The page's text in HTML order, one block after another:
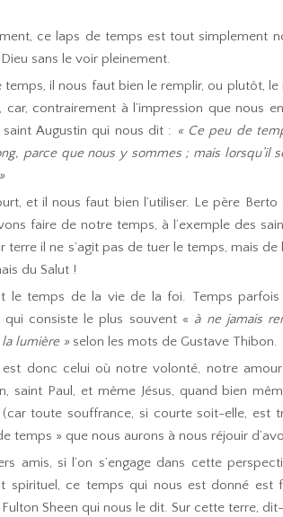
ce laps de temps est tout simplement
sans le voir pleinement.
temps, il nous faut bien le remplir, ou plutôt,
car, contrairement à l’impression que nous
saint Augustin qui nous dit : « Ce peu de
parce que nous y sommes ; mais lorsqu’il
et il nous faut bien l’utiliser. Le père
faire de notre temps, à l’exemple des
terre il ne s’agit pas de tuer le temps, mais
du Salut !
le temps de la vie de la foi. Temps
qui consiste le plus souvent « à ne jamais
lumière »selon les mots de Gustave Thibon.
donc celui où notre volonté, notre
saint Paul, et même Jésus, quand bien
(car toute souffrance, si courte soit-elle, est
temps » que nous aurons à nous réjouir
amis, si l’on s’engage dans cette
spirituel, ce temps qui nous est donné est
Sheen qui nous le dit. Sur cette terre,